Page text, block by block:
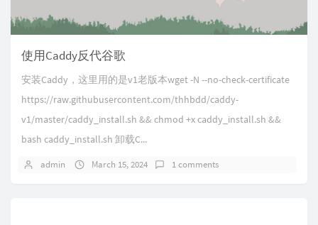
使用Caddy反代谷歌
安装Caddy，这里用的是v1老版本wget -N --no-check-certificate
https://raw.githubusercontent.com/thhbdd/caddy-
v1/master/caddy_install.sh && chmod +x caddy_install.sh &&
bash caddy_install.sh 卸载C...
admin March 15, 2024 1 comments